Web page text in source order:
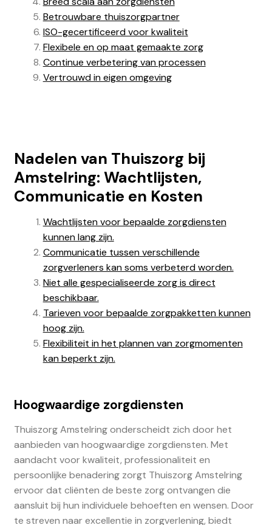
Betrouwbare thuiszorgpartner
ISO-gecertificeerd voor kwaliteit
Flexibele en op maat gemaakte zorg
Continue verbetering van processen
Vertrouwd in eigen omgeving
Nadelen van Thuiszorg bij
Amstelring: Wachtlijsten,
Communicatie en Kosten
Wachtlijsten voor bepaalde zorgdiensten
kunnen lang zijn.
Communicatie tussen verschillende
zorgverleners kan soms verbeterd worden.
Niet alle gespecialiseerde zorg is direct
beschikbaar.
Tarieven voor bepaalde zorgpakketten kunnen
hoog zijn.
Flexibiliteit in het plannen van zorgmomenten
kan beperkt zijn.
Hoogwaardige zorgdiensten
Thuiszorg Amstelring onderscheidt zich door het
aanbieden van hoogwaardige zorgdiensten. Met
aandacht voor kwaliteit, professionaliteit en
persoonlijke benadering zorgt Thuiszorg Amstelring
ervoor dat cliënten de beste zorg ontvangen die
aansluit bij hun individuele behoeften en wensen. Door
te streven naar excellentie in zorgverlening, biedt